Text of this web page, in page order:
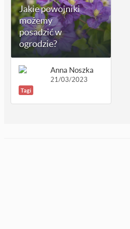
Jakie powojniki
możemy
posadzić w
ogrodzie?
Anna Noszka
21/03/2023
Tagi